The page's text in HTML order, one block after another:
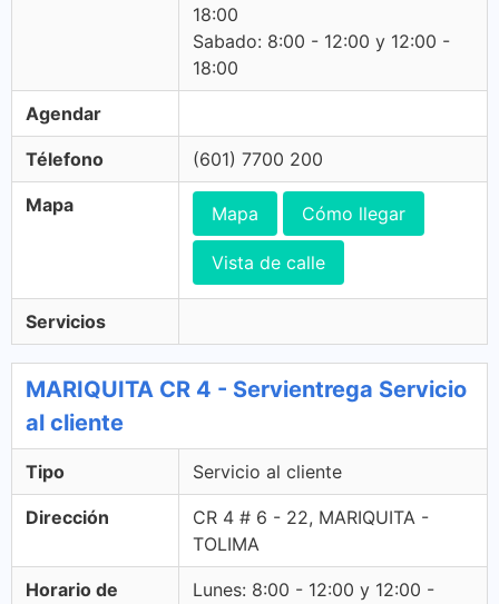
18:00
Sabado: 8:00 - 12:00 y 12:00 -
18:00
Agendar
Télefono (601) 7700 200
Mapa Mapa Cómo llegar
Vista de calle
Servicios
MARIQUITA CR 4 - Servientrega Servicio
al cliente
Tipo Servicio al cliente
Dirección
CR 4 # 6 - 22, MARIQUITA -
TOLIMA
Horario de
Lunes: 8:00 - 12:00 y 12:00 -